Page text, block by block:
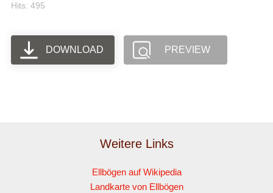
Hits: 495
DOWNLOAD PREVIEW
Weitere Links
Ellbögen auf Wikipedia
Landkarte von Ellbögen